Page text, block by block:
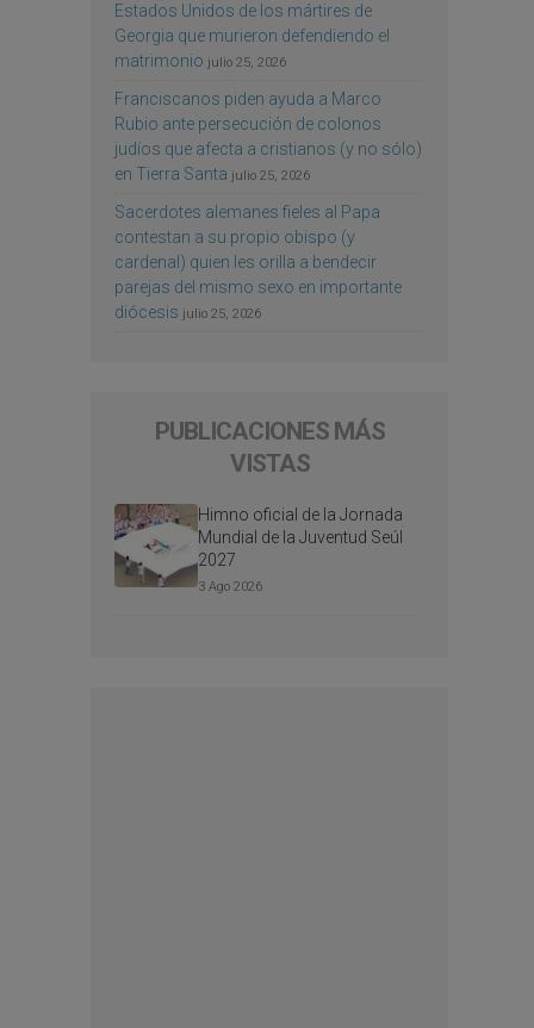
Estados Unidos de los mártires de
Georgia que murieron defendiendo el
matrimonio julio 25, 2026
Franciscanos piden ayuda a Marco
Rubio ante persecución de colonos
judíos que afecta a cristianos (y no sólo)
en Tierra Santa julio 25, 2026
Sacerdotes alemanes fieles al Papa
contestan a su propio obispo (y
cardenal) quien les orilla a bendecir
parejas del mismo sexo en importante
diócesis julio 25, 2026
PUBLICACIONES MÁS
VISTAS
Himno oficial de la Jornada
Mundial de la Juventud Seúl
2027
3 Ago 2026